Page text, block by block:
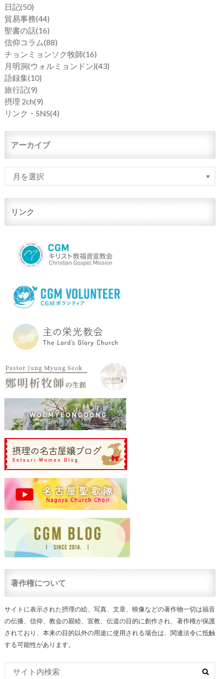
日記(50)
貿易事務(44)
聖書の話(16)
信仰コラム(88)
チョンミョンソク牧師(16)
月明洞(ウォルミョンドン)(43)
語録集(10)
旅行記(9)
摂理 2ch(9)
リンク・SNS(4)
アーカイブ
リンク
著作権について
サイトに表示された摂理の絵、写真、文章、映像などの著作物一切は福音
の伝播、信仰、教会の親睦、宣教、伝道の目的に創作され、著作権が保護
されており、本来の目的以外の用途に使用される場合は、関連法令に抵触
する可能性があります。